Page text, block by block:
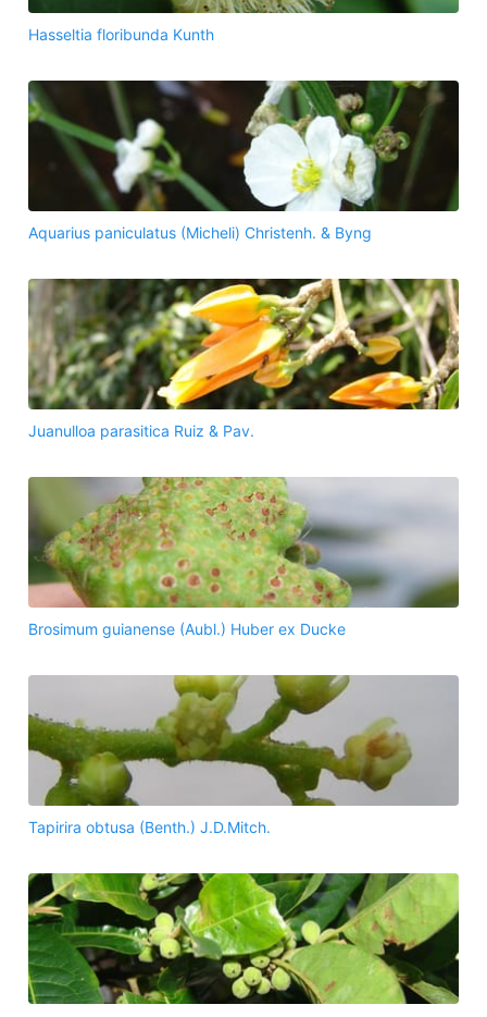
Hasseltia floribunda Kunth
Aquarius paniculatus (Micheli) Christenh. & Byng
Juanulloa parasitica Ruiz & Pav.
Brosimum guianense (Aubl.) Huber ex Ducke
Tapirira obtusa (Benth.) J.D.Mitch.